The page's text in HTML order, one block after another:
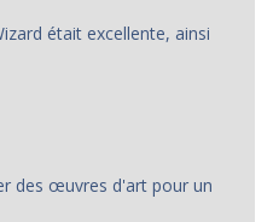
était excellente, ainsi
des œuvres d'art pour un